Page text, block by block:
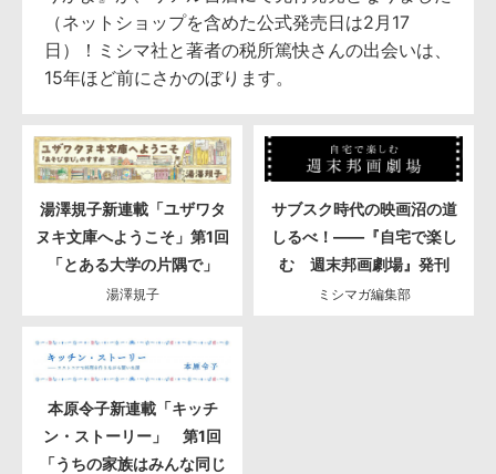
（ネットショップを含めた公式発売日は2月17
日）！ミシマ社と著者の税所篤快さんの出会いは、
15年ほど前にさかのぼります。
湯澤規子新連載「ユザワタ
ヌキ文庫へようこそ」第1回
「とある大学の片隅で」
湯澤規子
サブスク時代の映画沼の道
しるべ！――『自宅で楽し
む 週末邦画劇場』発刊
ミシマガ編集部
本原令子新連載「キッチ
ン・ストーリー」 第1回
「うちの家族はみんな同じ